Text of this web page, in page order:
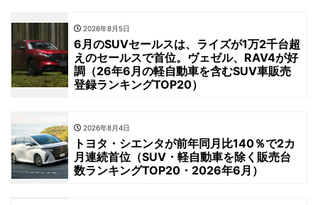
2026年8月5日
6月のSUVセールスは、ライズが1万2千台超
えのセールスで首位。ヴェゼル、RAV4が好
調（26年6月の軽自動車を含むSUV車販売
登録ランキングTOP20）
2026年8月4日
トヨタ・シエンタが前年同月比140％で2カ
月連続首位（SUV・軽自動車を除く販売台
数ランキングTOP20・2026年6月）